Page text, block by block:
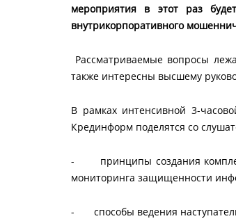
мероприятия в этот раз
внутрикорпоративного
Рассматриваемые вопросы
также интересны высшему
В рамках интенсивной 3-
Крединформ поделятся со
- принципы создания
мониторинга защищенности
- способы ведения